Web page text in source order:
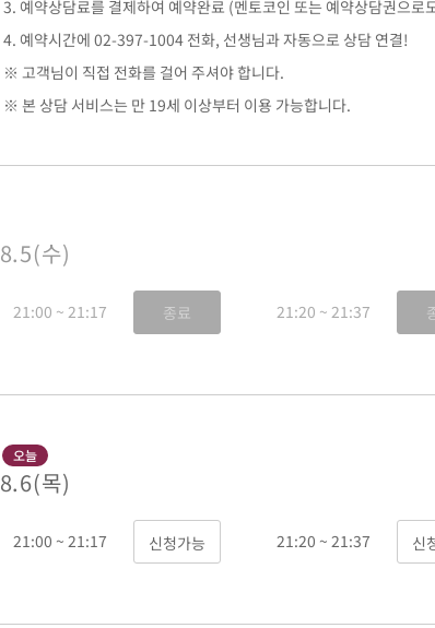
3. 예약상담료를 결제하여 예약완료 (멘토코인 또는 예약상담권으로
4. 예약시간에 02-397-1004 전화, 선생님과 자동으로 상담 연결!
※ 고객님이 직접 전화를 걸어 주셔야 합니다.
※ 본 상담 서비스는 만 19세 이상부터 이용 가능합니다.
8. 5 ( 수 )
21:00 ~ 21:17 종료 21:20 ~ 21:37
8. 6 ( 목 )
21:00 ~ 21:17 21:20 ~ 21:37